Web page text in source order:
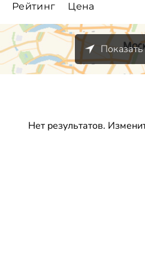
Рейтинг Цена
Нет результатов.